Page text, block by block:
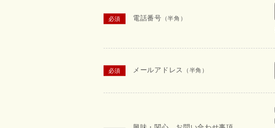
電話番号 （半角）
メールアドレス （半角）